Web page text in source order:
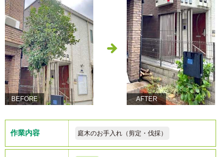
BEFORE AFTER
作業内容 庭木のお手入れ（剪定・伐採）